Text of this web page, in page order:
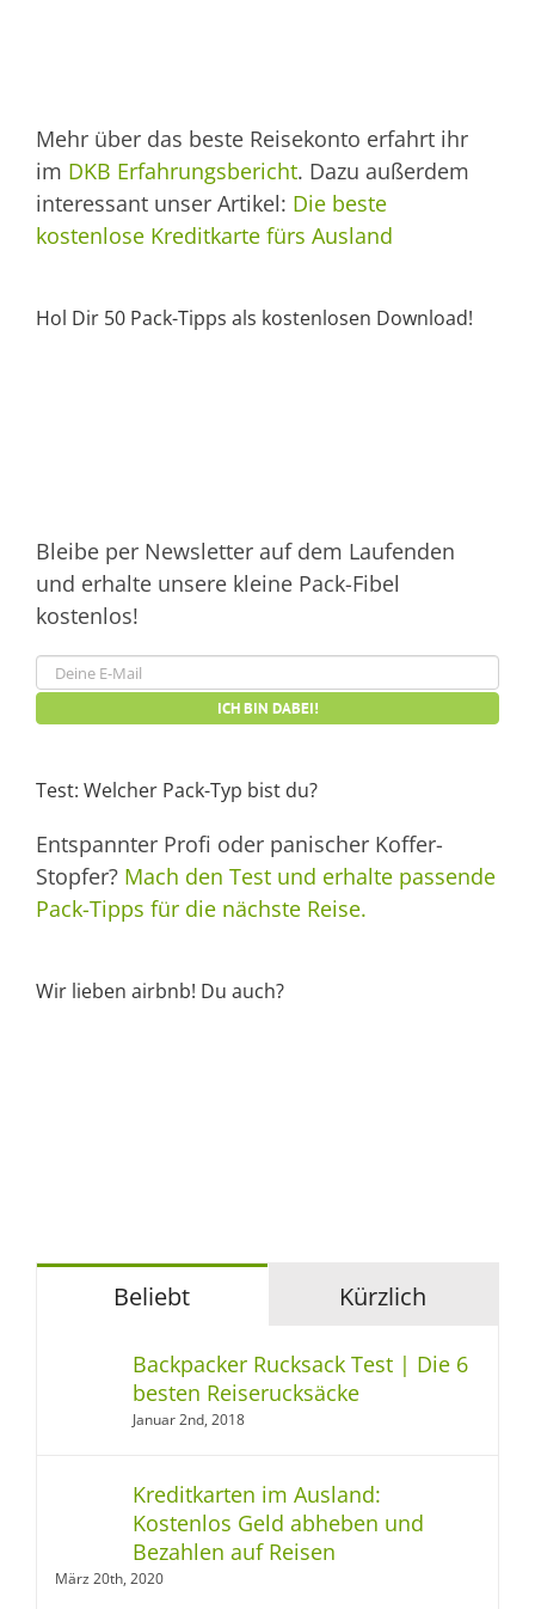
Mehr über das beste Reisekonto erfahrt ihr
im DKB Erfahrungsbericht. Dazu außerdem
interessant unser Artikel: Die beste
kostenlose Kreditkarte fürs Ausland
Hol Dir 50 Pack-Tipps als kostenlosen Download!
Bleibe per Newsletter auf dem Laufenden
und erhalte unsere kleine Pack-Fibel
kostenlos!
Test: Welcher Pack-Typ bist du?
Entspannter Profi oder panischer Koffer-
Stopfer? Mach den Test und erhalte passende
Pack-Tipps für die nächste Reise.
Wir lieben airbnb! Du auch?
Beliebt Kürzlich
Backpacker Rucksack Test | Die 6
besten Reiserucksäcke
Januar 2nd, 2018
Kreditkarten im Ausland:
Kostenlos Geld abheben und
Bezahlen auf Reisen
März 20th, 2020